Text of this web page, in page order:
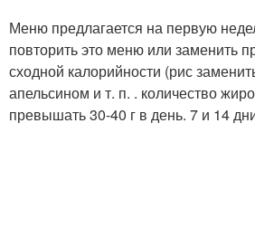
Меню предлагается на первую
повторить это меню или заменить
сходной калорийности (рис
апельсином и т. п. . количество
превышать 30-40 г в день. 7 и 14